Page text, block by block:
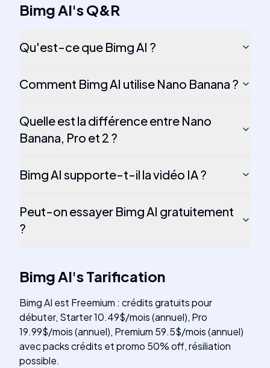
Bimg AI'sQ&R
Qu'est-ce que Bimg AI ?
Comment Bimg AI utilise Nano Banana ?
Quelle est la différence entre Nano
Banana, Pro et 2 ?
Bimg AI supporte-t-il la vidéo IA ?
Peut-on essayer Bimg AI gratuitement
?
Bimg AI'sTarification
Bimg AI est Freemium : crédits gratuits pour
débuter, Starter 10.49$/mois (annuel), Pro
19.99$/mois (annuel), Premium 59.5$/mois (annuel)
avec packs crédits et promo 50% off, résiliation
possible.